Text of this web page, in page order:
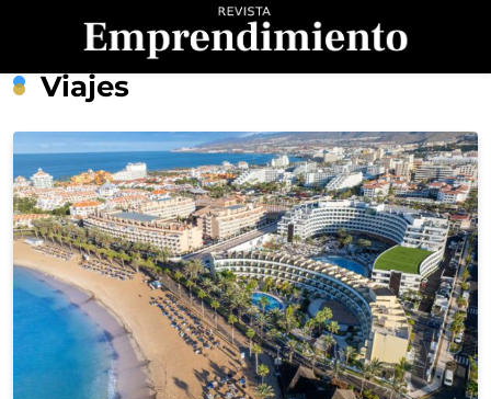
Revista
Emprendimiento
Viajes